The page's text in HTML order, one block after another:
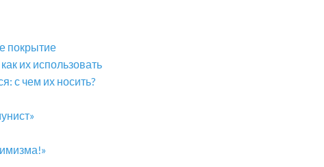
покрытие
их использовать
с чем их носить?